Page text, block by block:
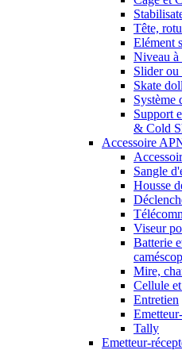
Tête,
Elément
Niveau à
Slider
Skate
Système
Support
& Cold
Accessoire
Sangle
Housse
Viseur
Batterie
Mire,
Cellule
Entretien
Tally
Emetteur-